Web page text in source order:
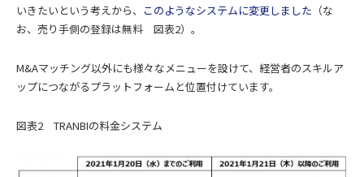
いきたいという考えから、 このようなシステムに変更しました （な
お、売り手側の登録は無料 図表2）。
M&Aマッチング以外にも様々なメニューを設けて、経営者のスキルア
ップにつながるプラットフォームと位置付けています。
図表2 TRANBIの料金システム